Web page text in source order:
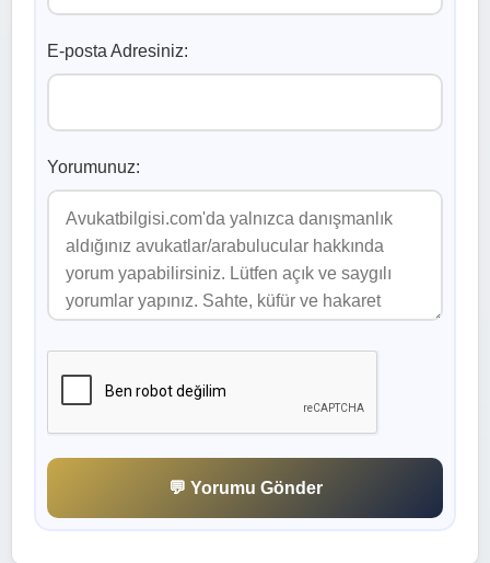
E-posta Adresiniz:
Yorumunuz:
💬 Yorumu Gönder